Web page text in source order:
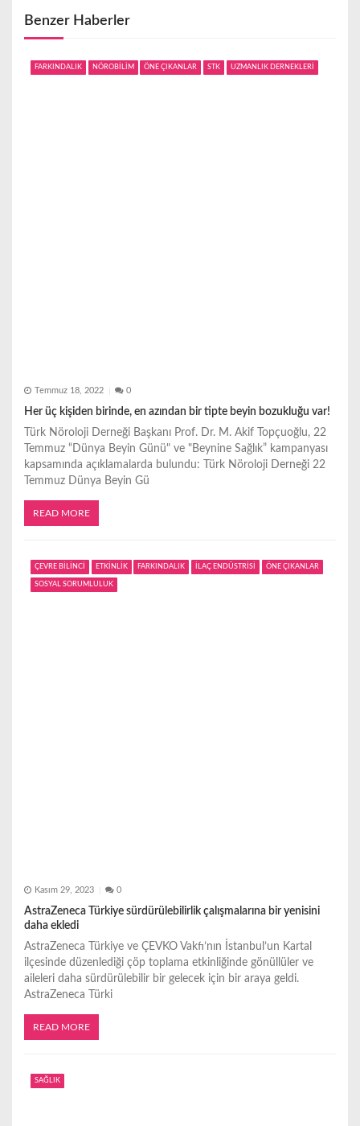
z
n
Benzer Haberler
FARKINDALIK NÖROBİLİM ÖNE ÇIKANLAR STK UZMANLIK DERNEKLERİ
Temmuz 18, 2022 0
Her üç kişiden birinde, en azından bir tipte beyin bozukluğu var!
Türk Nöroloji Derneği Başkanı Prof. Dr. M. Akif Topçuoğlu, 22
Temmuz “Dünya Beyin Günü" ve "Beynine Sağlık” kampanyası
kapsamında açıklamalarda bulundu: Türk Nöroloji Derneği 22
Temmuz Dünya Beyin Gü
READ MORE
ÇEVRE BİLİNCİ ETKİNLİK FARKINDALIK İLAÇ ENDÜSTRİSİ ÖNE ÇIKANLAR
SOSYAL SORUMLULUK
Kasım 29, 2023 0
AstraZeneca Türkiye sürdürülebilirlik çalışmalarına bir yenisini
daha ekledi
AstraZeneca Türkiye ve ÇEVKO Vakfı’nın İstanbul’un Kartal
ilçesinde düzenlediği çöp toplama etkinliğinde gönüllüler ve
aileleri daha sürdürülebilir bir gelecek için bir araya geldi.
AstraZeneca Türki
READ MORE
SAĞLIK